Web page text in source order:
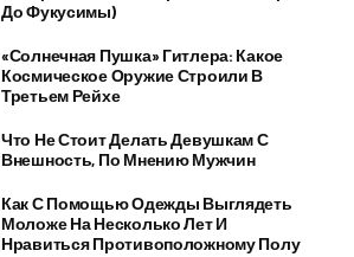
До Фукусимы)
«Солнечная Пушка» Гитлера: Какое
Космическое Оружие Строили В
Третьем Рейхе
Что Не Стоит Делать Девушкам С
Внешность, По Мнению Мужчин
Как С Помощью Одежды Выглядеть
Моложе На Несколько Лет И
Нравиться Противоположному Полу